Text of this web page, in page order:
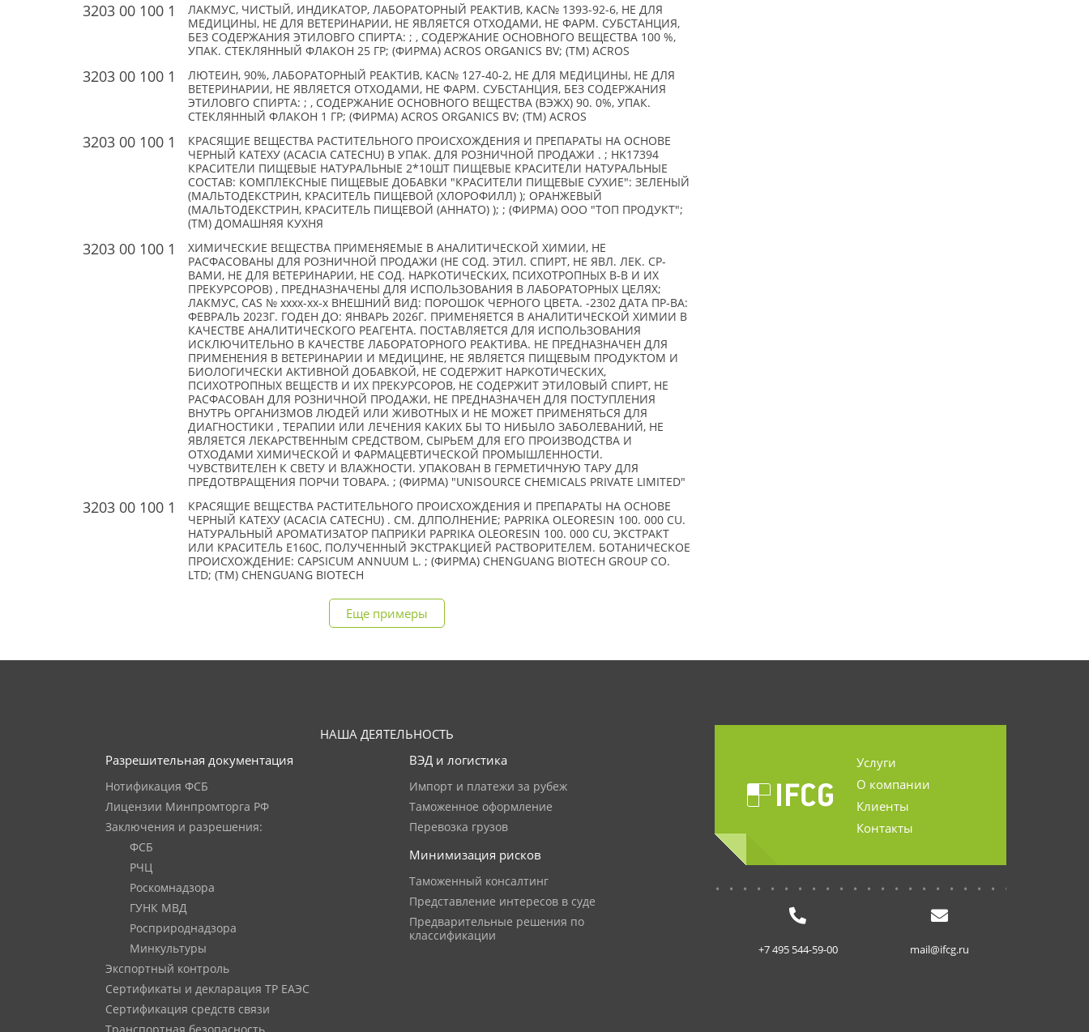
3203 00 100 1
ЛАКМУС, ЧИСТЫЙ, ИНДИКАТОР, ЛАБОРАТОРНЫЙ РЕАКТИВ, КАС№ 1393-92-6, НЕ ДЛЯ
МЕДИЦИНЫ, НЕ ДЛЯ ВЕТЕРИНАРИИ, НЕ ЯВЛЯЕТСЯ ОТХОДАМИ, НЕ ФАРМ. СУБСТАНЦИЯ,
БЕЗ СОДЕРЖАНИЯ ЭТИЛОВГО СПИРТА: ; , СОДЕРЖАНИЕ ОСНОВНОГО ВЕЩЕСТВА 100 %,
УПАК. СТЕКЛЯННЫЙ ФЛАКОН 25 ГР; (ФИРМА) ACROS ORGANICS BV; (TM) ACROS
3203 00 100 1
ЛЮТЕИН, 90%, ЛАБОРАТОРНЫЙ РЕАКТИВ, КАС№ 127-40-2, НЕ ДЛЯ МЕДИЦИНЫ, НЕ ДЛЯ
ВЕТЕРИНАРИИ, НЕ ЯВЛЯЕТСЯ ОТХОДАМИ, НЕ ФАРМ. СУБСТАНЦИЯ, БЕЗ СОДЕРЖАНИЯ
ЭТИЛОВГО СПИРТА: ; , СОДЕРЖАНИЕ ОСНОВНОГО ВЕЩЕСТВА (ВЭЖХ) 90. 0%, УПАК.
СТЕКЛЯННЫЙ ФЛАКОН 1 ГР; (ФИРМА) ACROS ORGANICS BV; (TM) ACROS
3203 00 100 1
КРАСЯЩИЕ ВЕЩЕСТВА РАСТИТЕЛЬНОГО ПРОИСХОЖДЕНИЯ И ПРЕПАРАТЫ НА ОСНОВЕ
ЧЕРНЫЙ КАТЕХУ (ACACIA CATECHU) В УПАК. ДЛЯ РОЗНИЧНОЙ ПРОДАЖИ . ; HK17394
КРАСИТЕЛИ ПИЩЕВЫЕ НАТУРАЛЬНЫЕ 2*10ШТ ПИЩЕВЫЕ КРАСИТЕЛИ НАТУРАЛЬНЫЕ
СОСТАВ: КОМПЛЕКСНЫЕ ПИЩЕВЫЕ ДОБАВКИ "КРАСИТЕЛИ ПИЩЕВЫЕ СУХИЕ": ЗЕЛЕНЫЙ
(МАЛЬТОДЕКСТРИН, КРАСИТЕЛЬ ПИЩЕВОЙ (ХЛОРОФИЛЛ) ); ОРАНЖЕВЫЙ
(МАЛЬТОДЕКСТРИН, КРАСИТЕЛЬ ПИЩЕВОЙ (АННАТО) ); ; (ФИРМА) ООО "ТОП ПРОДУКТ";
(TM) ДОМАШНЯЯ КУХНЯ
3203 00 100 1
ХИМИЧЕСКИЕ ВЕЩЕСТВА ПРИМЕНЯЕМЫЕ В АНАЛИТИЧЕСКОЙ ХИМИИ, НЕ
РАСФАСОВАНЫ ДЛЯ РОЗНИЧНОЙ ПРОДАЖИ (НЕ СОД. ЭТИЛ. СПИРТ, НЕ ЯВЛ. ЛЕК. СР-
ВАМИ, НЕ ДЛЯ ВЕТЕРИНАРИИ, НЕ СОД. НАРКОТИЧЕСКИХ, ПСИХОТРОПНЫХ В-В И ИХ
ПРЕКУРСОРОВ) , ПРЕДНАЗНАЧЕНЫ ДЛЯ ИСПОЛЬЗОВАНИЯ В ЛАБОРАТОРНЫХ ЦЕЛЯХ;
ЛАКМУС, CAS № xxxx-xx-x ВНЕШНИЙ ВИД: ПОРОШОК ЧЕРНОГО ЦВЕТА. -2302 ДАТА ПР-ВА:
ФЕВРАЛЬ 2023Г. ГОДЕН ДО: ЯНВАРЬ 2026Г. ПРИМЕНЯЕТСЯ В АНАЛИТИЧЕСКОЙ ХИМИИ В
КАЧЕСТВЕ АНАЛИТИЧЕСКОГО РЕАГЕНТА. ПОСТАВЛЯЕТСЯ ДЛЯ ИСПОЛЬЗОВАНИЯ
ИСКЛЮЧИТЕЛЬНО В КАЧЕСТВЕ ЛАБОРАТОРНОГО РЕАКТИВА. НЕ ПРЕДНАЗНАЧЕН ДЛЯ
ПРИМЕНЕНИЯ В ВЕТЕРИНАРИИ И МЕДИЦИНЕ, НЕ ЯВЛЯЕТСЯ ПИЩЕВЫМ ПРОДУКТОМ И
БИОЛОГИЧЕСКИ АКТИВНОЙ ДОБАВКОЙ, НЕ СОДЕРЖИТ НАРКОТИЧЕСКИХ,
ПСИХОТРОПНЫХ ВЕЩЕСТВ И ИХ ПРЕКУРСОРОВ, НЕ СОДЕРЖИТ ЭТИЛОВЫЙ СПИРТ, НЕ
РАСФАСОВАН ДЛЯ РОЗНИЧНОЙ ПРОДАЖИ, НЕ ПРЕДНАЗНАЧЕН ДЛЯ ПОСТУПЛЕНИЯ
ВНУТРЬ ОРГАНИЗМОВ ЛЮДЕЙ ИЛИ ЖИВОТНЫХ И НЕ МОЖЕТ ПРИМЕНЯТЬСЯ ДЛЯ
ДИАГНОСТИКИ , ТЕРАПИИ ИЛИ ЛЕЧЕНИЯ КАКИХ БЫ ТО НИБЫЛО ЗАБОЛЕВАНИЙ, НЕ
ЯВЛЯЕТСЯ ЛЕКАРСТВЕННЫМ СРЕДСТВОМ, СЫРЬЕМ ДЛЯ ЕГО ПРОИЗВОДСТВА И
ОТХОДАМИ ХИМИЧЕСКОЙ И ФАРМАЦЕВТИЧЕСКОЙ ПРОМЫШЛЕННОСТИ.
ЧУВСТВИТЕЛЕН К СВЕТУ И ВЛАЖНОСТИ. УПАКОВАН В ГЕРМЕТИЧНУЮ ТАРУ ДЛЯ
ПРЕДОТВРАЩЕНИЯ ПОРЧИ ТОВАРА. ; (ФИРМА) "UNISOURCE CHEMICALS PRIVATE LIMITED"
3203 00 100 1
КРАСЯЩИЕ ВЕЩЕСТВА РАСТИТЕЛЬНОГО ПРОИСХОЖДЕНИЯ И ПРЕПАРАТЫ НА ОСНОВЕ
ЧЕРНЫЙ КАТЕХУ (ACACIA CATECHU) . СМ. ДЛПОЛНЕНИЕ; PAPRIKA OLEORESIN 100. 000 CU.
НАТУРАЛЬНЫЙ АРОМАТИЗАТОР ПАПРИКИ PAPRIKA OLEORESIN 100. 000 CU, ЭКСТРАКТ
ИЛИ КРАСИТЕЛЬ E160C, ПОЛУЧЕННЫЙ ЭКСТРАКЦИЕЙ РАСТВОРИТЕЛЕМ. БОТАНИЧЕСКОЕ
ПРОИСХОЖДЕНИЕ: CAPSICUM ANNUUM L. ; (ФИРМА) CHENGUANG BIOTECH GROUP CO.
LTD; (TM) CHENGUANG BIOTECH
Еще примеры
НАША ДЕЯТЕЛЬНОСТЬ
Разрешительная документация
Нотификация ФСБ
Лицензии Минпромторга РФ
Заключения и разрешения:
ФСБ
РЧЦ
Роскомнадзора
ГУНК МВД
Росприроднадзора
Минкультуры
Экспортный контроль
Сертификаты и декларация ТР ЕАЭС
Сертификация средств связи
ВЭД и логистика
Импорт и платежи за рубеж
Таможенное оформление
Перевозка грузов
Минимизация рисков
Таможенный консалтинг
Представление интересов в суде
Предварительные решения по
классификации
Услуги
О компании
Клиенты
Контакты
+7 495 544-59-00 mail@ifcg.ru